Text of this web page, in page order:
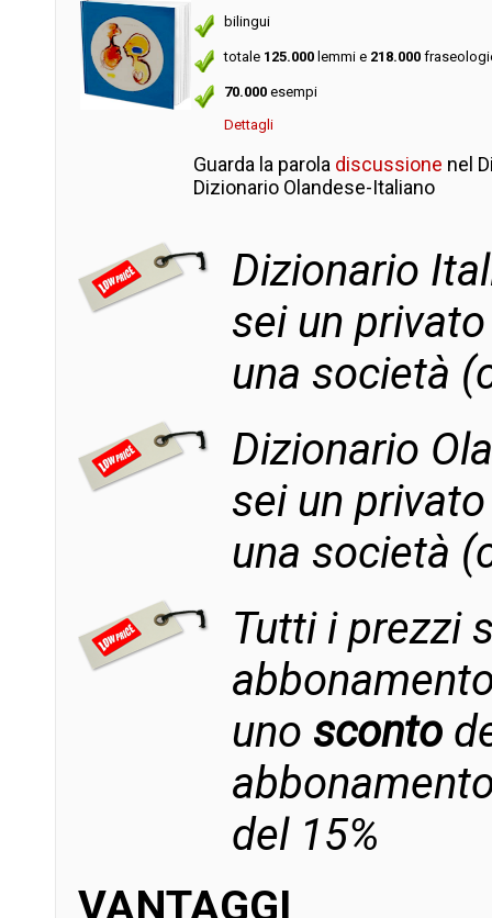
bilingui
totale 125.000 lemmi e 218.000
70.000 esempi
Dettagli
Guarda la parola discussione nel
Dizionario Olandese-Italiano
Dizionario
sei un
una società
Dizionario
sei un
una società
Tutti i prezzi
uno sconto
del
VANTAGGI